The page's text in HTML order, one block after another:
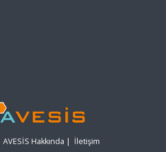
AVESİS Hakkında | İletişim